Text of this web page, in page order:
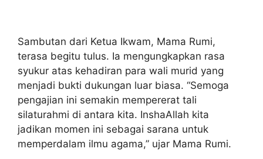
Sambutan dari Ketua Ikwam, Mama Rumi,
terasa begitu tulus. Ia mengungkapkan rasa
syukur atas kehadiran para wali murid yang
menjadi bukti dukungan luar biasa. “Semoga
pengajian ini semakin mempererat tali
silaturahmi di antara kita. InshaAllah kita
jadikan momen ini sebagai sarana untuk
memperdalam ilmu agama,” ujar Mama Rumi.